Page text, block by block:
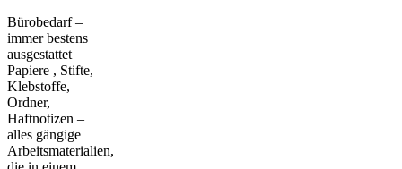
Bürobedarf –
immer bestens
ausgestattet
Papiere , Stifte,
Klebstoffe,
Ordner,
Haftnotizen –
alles gängige
Arbeitsmaterialien,